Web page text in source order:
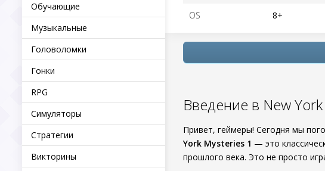
Обучающие
Музыкальные
Головоломки
Гонки
RPG
Симуляторы
Стратегии
Викторины
OS 8+
Введение в New
Привет, геймеры! Сегодня мы
York Mysteries 1 — это
прошлого века. Это не просто